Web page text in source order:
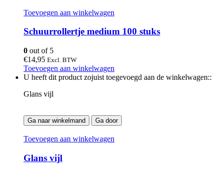
Toevoegen aan winkelwagen
Schuurrollertje medium 100 stuks
0 out of 5
€14,95 Excl. BTW
Toevoegen aan winkelwagen
U heeft dit product zojuist toegevoegd aan de winkelwagen::
Glans vijl
Ga naar winkelmand Ga door
Toevoegen aan winkelwagen
Glans vijl